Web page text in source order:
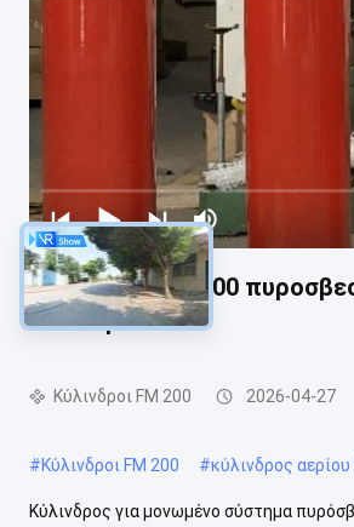
μονωμένος FM200
υπολογιστών
Κύλινδροι FM 200 2026-04-27
#Κύλινδροι FM 200 #κύλινδρος
Κύλινδρος για μονωμένο σύστημα